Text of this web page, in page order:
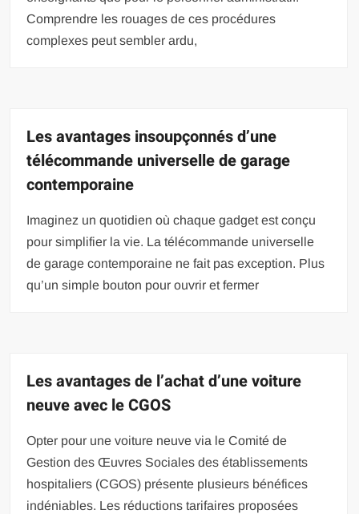
Comprendre les rouages de ces procédures
complexes peut sembler ardu,
Les avantages insoupçonnés d’une
télécommande universelle de garage
contemporaine
Imaginez un quotidien où chaque gadget est conçu
pour simplifier la vie. La télécommande universelle
de garage contemporaine ne fait pas exception. Plus
qu’un simple bouton pour ouvrir et fermer
Les avantages de l’achat d’une voiture
neuve avec le CGOS
Opter pour une voiture neuve via le Comité de
Gestion des Œuvres Sociales des établissements
hospitaliers (CGOS) présente plusieurs bénéfices
indéniables. Les réductions tarifaires proposées